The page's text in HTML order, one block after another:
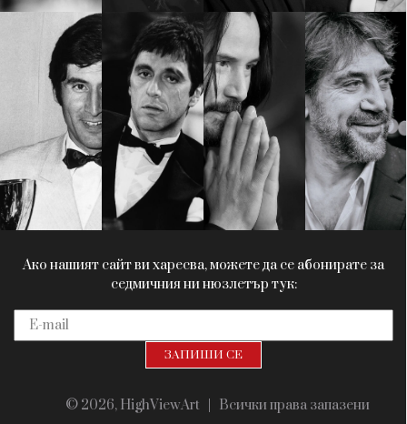
Красота
Цветно
Гурме
Пътувай
Wellness
поверителност
ModerenDom
СЛЕДВАЙТЕ НИ
Facebook Instagram Twitter
Pinterest
YouTube
Spotify Soundcloud
Ако нашият сайт ви харесва, можете да се абонирате за
седмичния ни нюзлетър тук:
© 2026, HighViewArt | Всички права запазени